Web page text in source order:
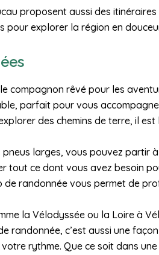
proposent aussi des itinéraires
explorer la région en
compagnon rêvé pour les
parfait pour vous
des chemins de terre, il
larges, vous pouvez partir
tout ce dont vous avez besoin
de randonnée vous permet de
la Vélodyssée ou la Loire à
randonnée, c’est aussi une
rythme. Que ce soit dans